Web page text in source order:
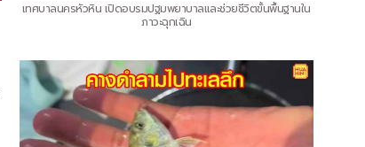
เทศบาลนครหัวหิน เปิดอบรมปฐมพยาบาลและช่วยชีวิตขั้นพื้นฐานใน
ภาวะฉุกเฉิน